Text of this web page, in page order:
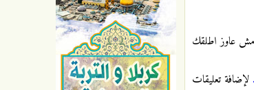
عاوز اطلقك
لإضافة تعليقات